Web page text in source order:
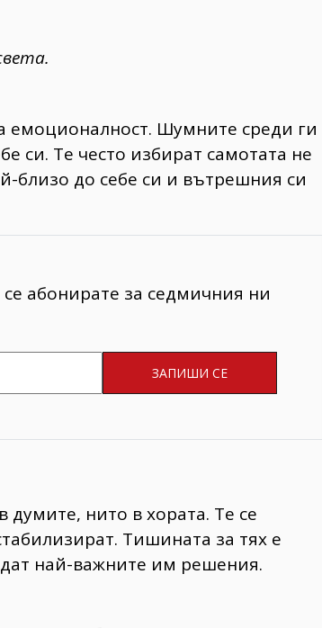
емоционалност. Шумните среди ги
си. Те често избират самотата не
близо до себе си и вътрешния си
абонирате за седмичния ни
нито в хората. Те се
Тишината за тях е
най-важните им решения.